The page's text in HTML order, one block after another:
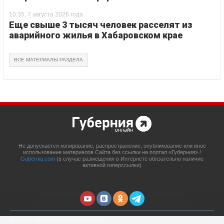
10:35, 7 августа 2026 года
Еще свыше 3 тысяч человек расселят из
аварийного жилья в Хабаровском крае
ВСЕ МАТЕРИАЛЫ РАЗДЕЛА
Не допускается копирование, распространение, опубликование или иное
использование материалов Сайта без ссылки на портал «Губерния» /
Gubernia.com (в случае размещения в Интернете обязательно наличие
активной гиперссылки)